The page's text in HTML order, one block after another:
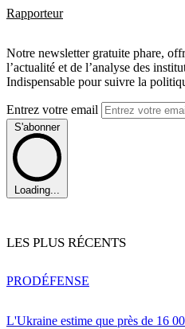
Rapporteur
Notre newsletter gratuite phare,
l’actualité et de l’analyse des
Indispensable pour suivre la
Entrez votre email
S'abonner
Loading...
LES PLUS RÉCENTS
L'Ukraine estime que près de 16
PRODÉFENSE